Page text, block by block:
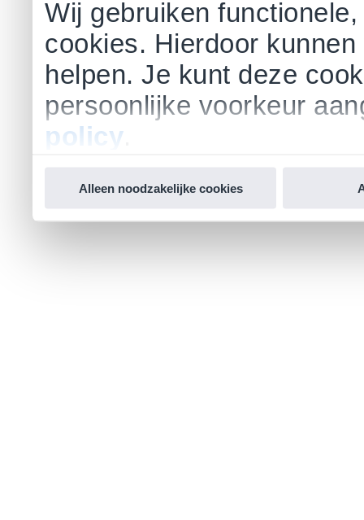
Wij gebruiken
cookies. Hierdoor
helpen. Je kunt deze
persoonlijke voorkeur
policy
Alleen noodzakelijke cookies